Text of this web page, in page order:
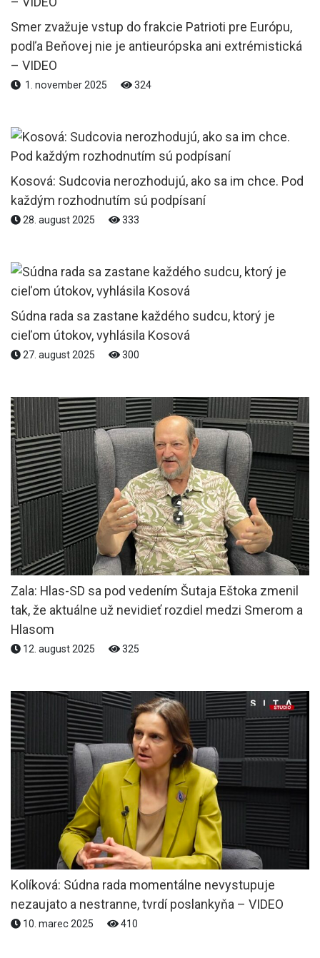
Smer zvažuje vstup do frakcie Patrioti pre Európu,
podľa Beňovej nie je antieurópska ani extrémistická
– VIDEO
1. november 2025 324
Kosová: Sudcovia nerozhodujú, ako sa im chce. Pod
každým rozhodnutím sú podpísaní
28. august 2025 333
Súdna rada sa zastane každého sudcu, ktorý je
cieľom útokov, vyhlásila Kosová
27. august 2025 300
Zala: Hlas-SD sa pod vedením Šutaja Eštoka zmenil
tak, že aktuálne už nevidieť rozdiel medzi Smerom a
Hlasom
12. august 2025 325
Kolíková: Súdna rada momentálne nevystupuje
nezaujato a nestranne, tvrdí poslankyňa – VIDEO
10. marec 2025 410